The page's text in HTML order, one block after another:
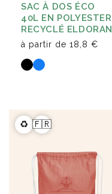
SAC À DOS ÉCO
40L EN POLYESTER
RECYCLÉ ELDORAN
à partir de 18,8 €
♻️ 🇫🇷